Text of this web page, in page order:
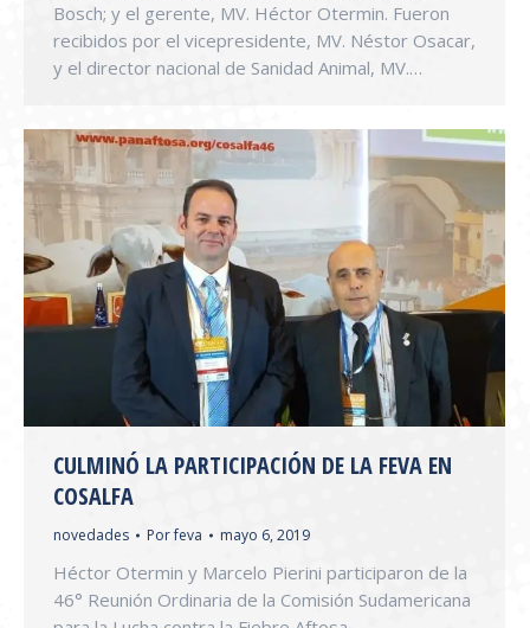
Bosch; y el gerente, MV. Héctor Otermin. Fueron
recibidos por el vicepresidente, MV. Néstor Osacar,
y el director nacional de Sanidad Animal, MV.…
CULMINÓ LA PARTICIPACIÓN DE LA FEVA EN
COSALFA
novedades Porfeva mayo 6, 2019
Héctor Otermin y Marcelo Pierini participaron de la
46° Reunión Ordinaria de la Comisión Sudamericana